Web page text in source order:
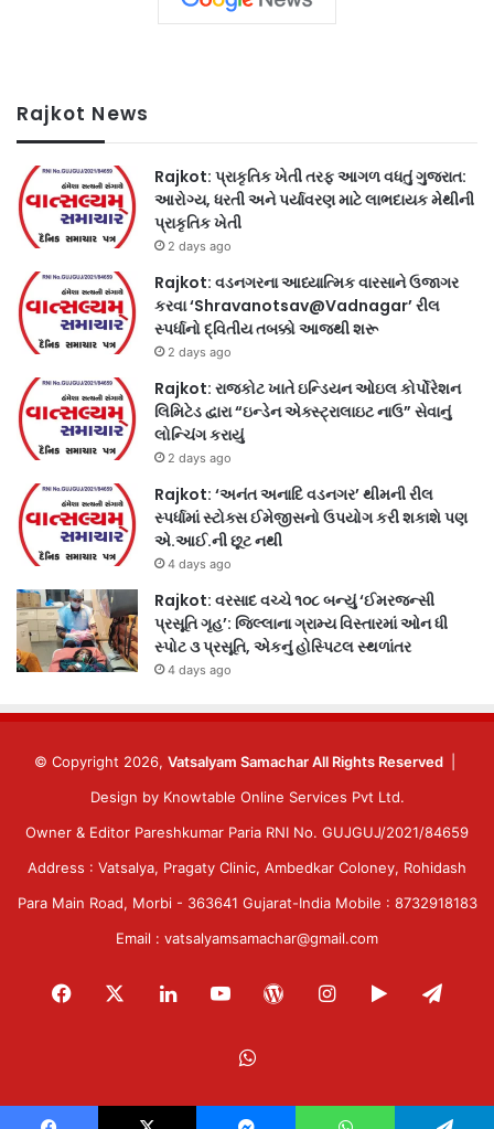
Rajkot News
Rajkot: પ્રાકૃતિક ખેતી તરફ આગળ વધતું ગુજરાત:
આરોગ્ય, ધરતી અને પર્યાવરણ માટે લાભદાયક મેથીની
પ્રાકૃતિક ખેતી
2 days ago
Rajkot: વડનગરના આધ્યાત્મિક વારસાને ઉજાગર
કરવા ‘Shravanotsav@Vadnagar’ રીલ
સ્પર્ધાનો દ્વિતીય તબક્કો આજથી શરૂ
2 days ago
Rajkot: રાજકોટ ખાતે ઇન્ડિયન ઓઇલ કોર્પોરેશન
લિમિટેડ દ્વારા “ઇન્ડેન એક્સ્ટ્રાલાઇટ નાઉ” સેવાનું
લોન્ચિંગ કરાયું
2 days ago
Rajkot: ‘અનંત અનાદિ વડનગર’ થીમની રીલ
સ્પર્ધામાં સ્ટોક્સ ઈમેજીસનો ઉપયોગ કરી શકાશે પણ
એ.આઈ.ની છૂટ નથી
4 days ago
Rajkot: વરસાદ વચ્ચે ૧૦૮ બન્યું ‘ઈમરજન્સી
પ્રસૂતિ ગૃહ’: જિલ્લાના ગ્રામ્ય વિસ્તારમાં ઓન ધી
સ્પોટ ૩ પ્રસૂતિ, એકનું હોસ્પિટલ સ્થળાંતર
4 days ago
© Copyright 2026, Vatsalyam Samachar All Rights Reserved
Design by Knowtable Online Services Pvt Ltd.
Owner & Editor Pareshkumar Paria RNI No. GUJGUJ/2021/84659
Address : Vatsalya, Pragaty Clinic, Ambedkar Coloney, Rohidash
Para Main Road, Morbi - 363641 Gujarat-India Mobile : 8732918183
Email : vatsalyamsamachar@gmail.com
Facebook LinkedInYouTubeWordPressInstagram
Google
WhatsApp